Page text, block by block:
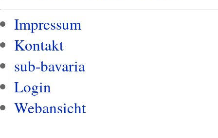
Impressum
Kontakt
sub-bavaria
Login
Webansicht